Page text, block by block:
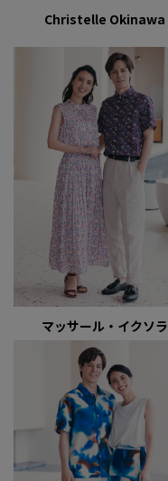
Christelle Okinawa
マッサール・イクソラ